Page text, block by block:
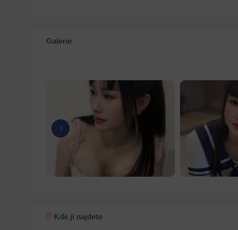
Galerie
Kde ji najdete